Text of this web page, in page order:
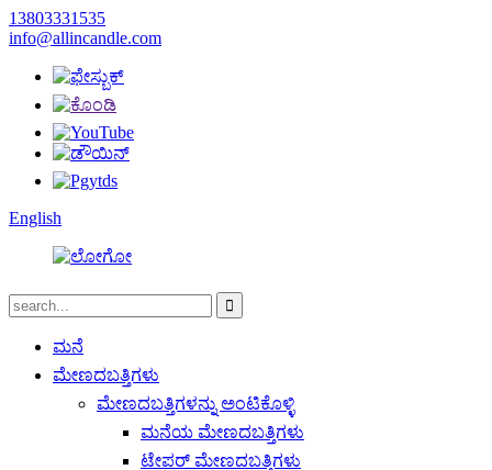
13803331535
info@allincandle.com
English
ಮನೆ
ಮೇಣದಬತ್ತಿಗಳು
ಮೇಣದಬತ್ತಿಗಳನ್ನು ಅಂಟಿಕೊಳ್ಳಿ
ಮನೆಯ ಮೇಣದಬತ್ತಿಗಳು
ಟೇಪರ್ ಮೇಣದಬತ್ತಿಗಳು